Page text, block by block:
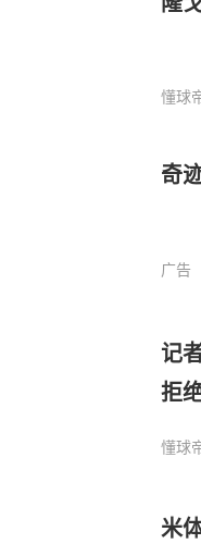
懂球
奇
广告
记
拒
懂球
米